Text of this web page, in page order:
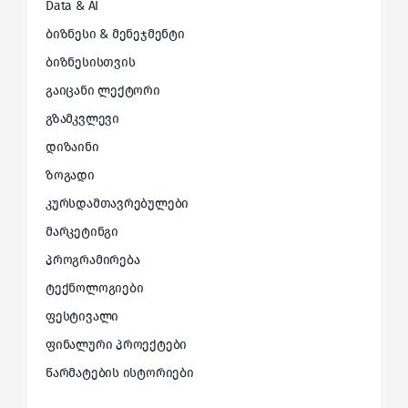
Data & AI
ბიზნესი & მენეჯმენტი
ბიზნესისთვის
გაიცანი ლექტორი
გზამკვლევი
დიზაინი
ზოგადი
კურსდამთავრებულები
მარკეტინგი
პროგრამირება
ტექნოლოგიები
ფესტივალი
ფინალური პროექტები
წარმატების ისტორიები